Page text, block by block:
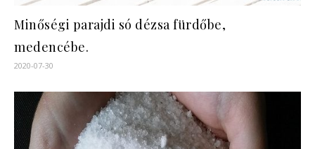
Minőségi parajdi só dézsa fürdőbe,
medencébe.
2020-07-30